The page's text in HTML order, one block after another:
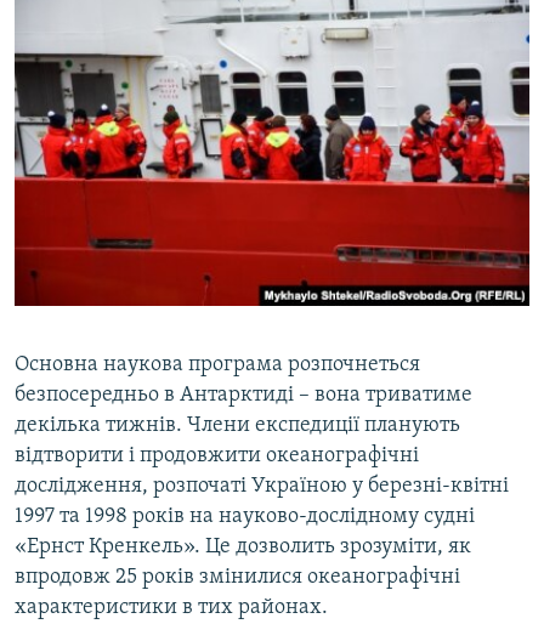
Основна наукова програма розпочнеться
безпосередньо в Антарктиді – вона триватиме
декілька тижнів. Члени експедиції планують
відтворити і продовжити океанографічні
дослідження, розпочаті Україною у березні-квітні
1997 та 1998 років на науково-дослідному судні
«Ернст Кренкель». Це дозволить зрозуміти, як
впродовж 25 років змінилися океанографічні
характеристики в тих районах.